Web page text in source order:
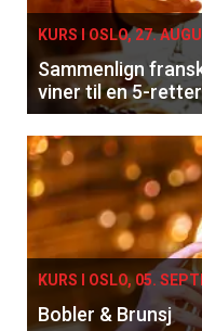
KURS I OSLO, 27.
Sammenlign
viner til en 5-
KURS I OSLO, 05.
Bobler & Brunsj